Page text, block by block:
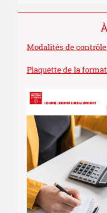
Modalités de
Plaquette de la